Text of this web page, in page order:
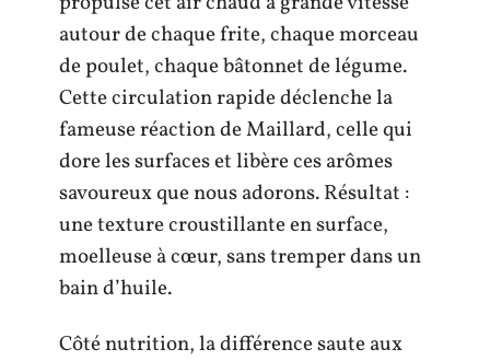
autour de chaque frite, chaque morceau
de poulet, chaque bâtonnet de légume.
Cette circulation rapide déclenche la
fameuse réaction de Maillard, celle qui
dore les surfaces et libère ces arômes
savoureux que nous adorons. Résultat :
une texture croustillante en surface,
moelleuse à cœur, sans tremper dans un
bain d’huile.
Côté nutrition, la différence saute aux